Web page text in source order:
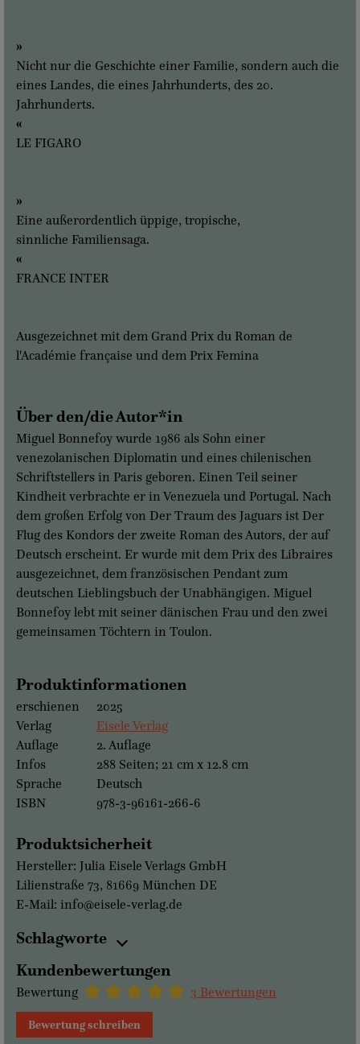
»
Nicht nur die Geschichte einer Familie, sondern auch die
eines Landes, die eines Jahrhunderts, des 20.
Jahrhunderts.
«
LE FIGARO
»
Eine außerordentlich üppige, tropische,
sinnliche Familiensaga.
«
FRANCE INTER
Ausgezeichnet mit dem Grand Prix du Roman de
l'Académie française und dem Prix Femina
Über den/die Autor*in
Miguel Bonnefoy wurde 1986 als Sohn einer
venezolanischen Diplomatin und eines chilenischen
Schriftstellers in Paris geboren. Einen Teil seiner
Kindheit verbrachte er in Venezuela und Portugal. Nach
dem großen Erfolg von Der Traum des Jaguars ist Der
Flug des Kondors der zweite Roman des Autors, der auf
Deutsch erscheint. Er wurde mit dem Prix des Libraires
ausgezeichnet, dem französischen Pendant zum
deutschen Lieblingsbuch der Unabhängigen. Miguel
Bonnefoy lebt mit seiner dänischen Frau und den zwei
gemeinsamen Töchtern in Toulon.
Produktinformationen
erschienen
2025
Verlag
Eisele Verlag
Auflage
2. Auflage
Infos
288 Seiten; 21 cm x 12.8 cm
Sprache
Deutsch
ISBN
978-3-96161-266-6
Produktsicherheit
Hersteller: Julia Eisele Verlags GmbH
Lilienstraße 73, 81669 München DE
E-Mail: info@eisele-verlag.de
Schlagworte
Kundenbewertungen
Bewertung 3 Bewertungen
Bewertung schreiben